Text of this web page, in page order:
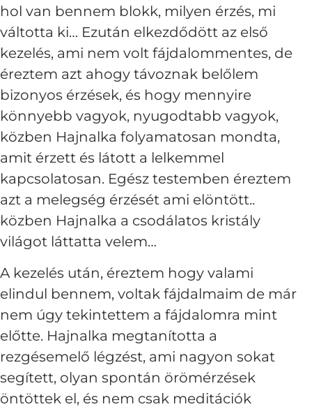
hol van bennem blokk, milyen érzés, mi
váltotta ki… Ezután elkezdődött az első
kezelés, ami nem volt fájdalommentes, de
éreztem azt ahogy távoznak belőlem
bizonyos érzések, és hogy mennyire
könnyebb vagyok, nyugodtabb vagyok,
közben Hajnalka folyamatosan mondta,
amit érzett és látott a lelkemmel
kapcsolatosan. Egész testemben éreztem
azt a melegség érzését ami elöntött..
közben Hajnalka a csodálatos kristály
világot láttatta velem…
A kezelés után, éreztem hogy valami
elindul bennem, voltak fájdalmaim de már
nem úgy tekintettem a fájdalomra mint
előtte. Hajnalka megtanította a
rezgésemelő légzést, ami nagyon sokat
segített, olyan spontán örömérzések
öntöttek el, és nem csak meditációk